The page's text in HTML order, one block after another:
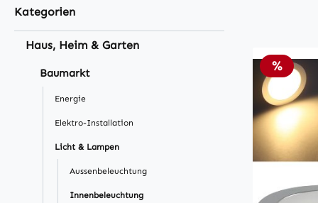
Kategorien
Haus, Heim & Garten
Baumarkt
Energie
Elektro-Installation
Licht & Lampen
Aussenbeleuchtung
Innenbeleuchtung
Rabatt
%